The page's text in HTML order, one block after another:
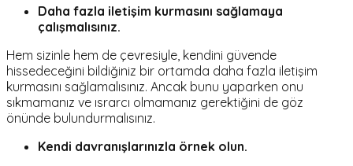
Daha fazla iletişim kurmasını sağlamaya
çalışmalısınız.
Hem sizinle hem de çevresiyle, kendini güvende
hissedeceğini bildiğiniz bir ortamda daha fazla iletişim
kurmasını sağlamalısınız. Ancak bunu yaparken onu
sıkmamanız ve ısrarcı olmamanız gerektiğini de göz
önünde bulundurmalısınız.
Kendi davranışlarınızla örnek olun.